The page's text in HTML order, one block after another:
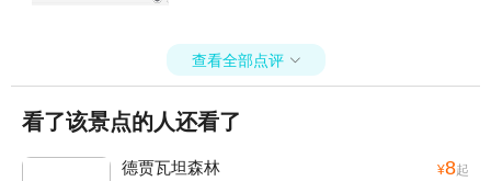
查看全部点评 
看了该景点的人还看了
德贾瓦坦森林 ¥8起